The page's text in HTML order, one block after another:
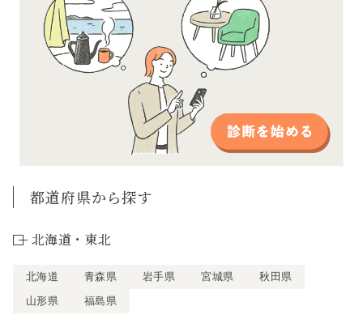
都道府県から探す
北海道・東北
北海道 青森県 岩手県 宮城県
秋田県
山形県
福島県